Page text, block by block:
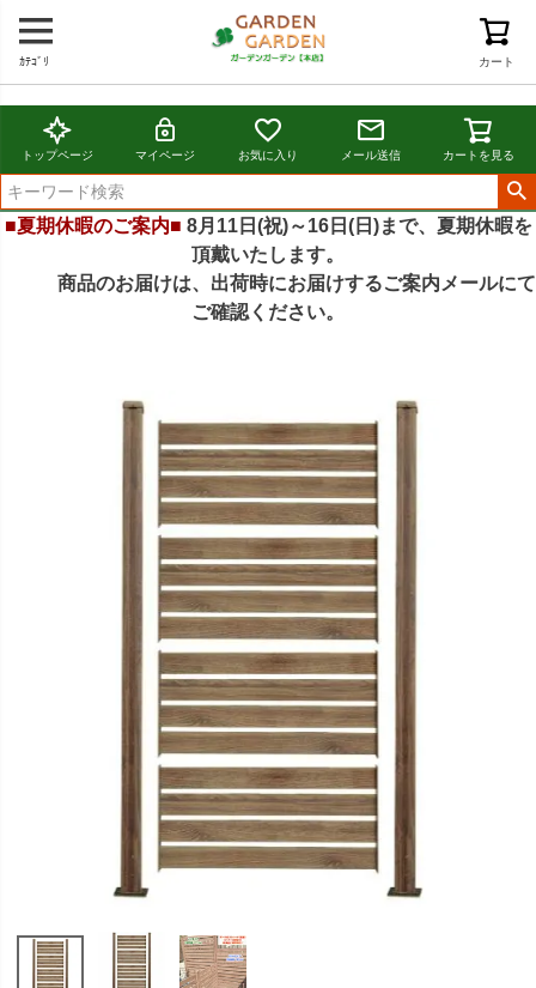
カート
ｶﾃｺﾞﾘ
トップページ マイページ お気に入り メール送信 カートを見る
■夏期休暇のご案内■ 8月11日(祝)～16日(日)まで、夏期休暇を
頂戴いたします。
商品のお届けは、出荷時にお届けするご案内メールにて
ご確認ください。